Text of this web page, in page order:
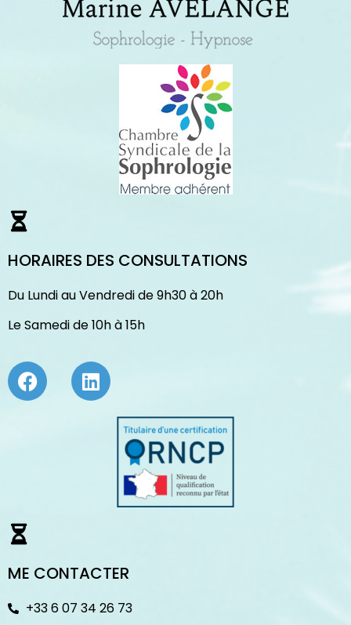
HORAIRES DES CONSULTATIONS
Du Lundi au Vendredi de 9h30 à 20h
Le Samedi de 10h à 15h
ME CONTACTER
+33 6 07 34 26 73